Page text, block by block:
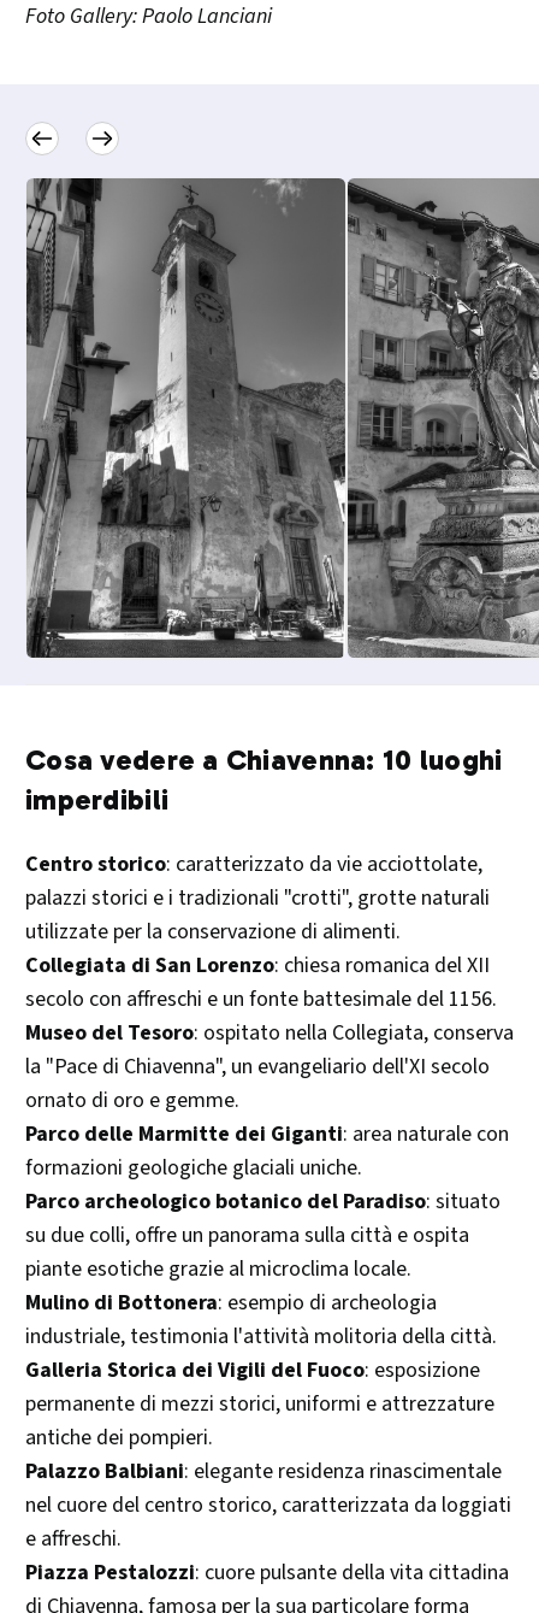
Foto Gallery: Paolo Lanciani
Cosa vedere a Chiavenna: 10 luoghi
imperdibili
Centro storico: caratterizzato da vie acciottolate,
palazzi storici e i tradizionali "crotti", grotte naturali
utilizzate per la conservazione di alimenti.
Collegiata di San Lorenzo: chiesa romanica del XII
secolo con affreschi e un fonte battesimale del 1156.
Museo del Tesoro: ospitato nella Collegiata, conserva
la "Pace di Chiavenna", un evangeliario dell'XI secolo
ornato di oro e gemme.
Parco delle Marmitte dei Giganti: area naturale con
formazioni geologiche glaciali uniche.
Parco archeologico botanico del Paradiso: situato
su due colli, offre un panorama sulla città e ospita
piante esotiche grazie al microclima locale.
Mulino di Bottonera: esempio di archeologia
industriale, testimonia l'attività molitoria della città.
Galleria Storica dei Vigili del Fuoco: esposizione
permanente di mezzi storici, uniformi e attrezzature
antiche dei pompieri.
Palazzo Balbiani: elegante residenza rinascimentale
nel cuore del centro storico, caratterizzata da loggiati
e affreschi.
Piazza Pestalozzi: cuore pulsante della vita cittadina
di Chiavenna, famosa per la sua particolare forma